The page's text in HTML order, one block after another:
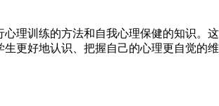
理训练的方法和自我心理保健的知识。
更好地认识、把握自己的心理更自觉的